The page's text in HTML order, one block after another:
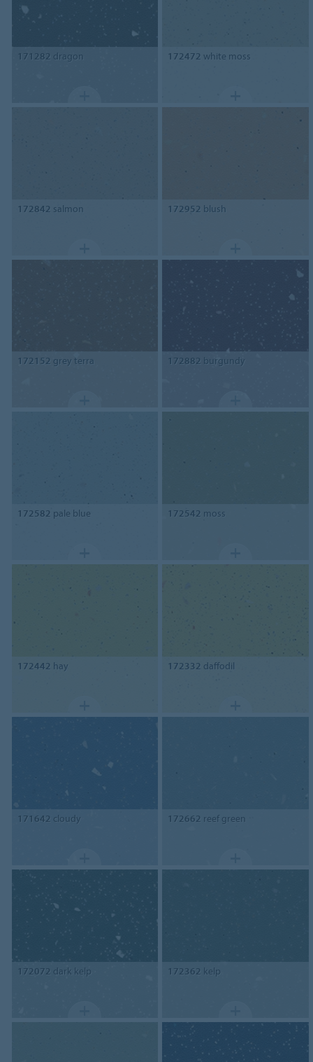
171282 dragon 172472 white moss
172842 salmon 172952 blush
172152 grey terra 172882 burgundy
172582 pale blue 172542 moss
172442 hay 172332 daffodil
171642 cloudy 172662 reef green
172072 dark kelp 172362 kelp